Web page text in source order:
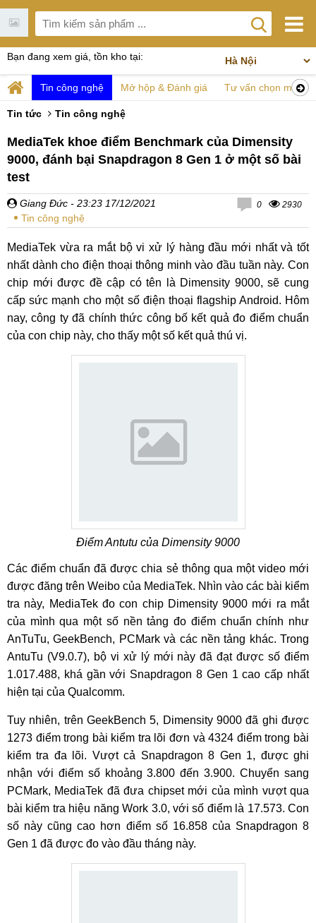
Bạn đang xem giá, tồn kho tại:
Tin công nghệ Mở hộp & Đánh giá Tư vấn chọn mua
Tin tức Tin công nghệ
MediaTek khoe điểm Benchmark của Dimensity
9000, đánh bại Snapdragon 8 Gen 1 ở một số bài
test
Giang Đức - 23:23 17/12/2021
Tin công nghệ
0 2930
MediaTek vừa ra mắt bộ vi xử lý hàng đầu mới nhất và tốt
nhất dành cho điện thoại thông minh vào đầu tuần này. Con
chip mới được đề cập có tên là Dimensity 9000, sẽ cung
cấp sức mạnh cho một số điện thoại flagship Android. Hôm
nay, công ty đã chính thức công bố kết quả đo điểm chuẩn
của con chip này, cho thấy một số kết quả thú vị.
Điểm Antutu của Dimensity 9000
Các điểm chuẩn đã được chia sẻ thông qua một video mới
được đăng trên Weibo của MediaTek. Nhìn vào các bài kiểm
tra này, MediaTek đo con chip Dimensity 9000 mới ra mắt
của mình qua một số nền tảng đo điểm chuẩn chính như
AnTuTu, GeekBench, PCMark và các nền tảng khác. Trong
AntuTu (V9.0.7), bộ vi xử lý mới này đã đạt được số điểm
1.017.488, khá gần với Snapdragon 8 Gen 1 cao cấp nhất
hiện tại của Qualcomm.
Tuy nhiên, trên GeekBench 5, Dimensity 9000 đã ghi được
1273 điểm trong bài kiểm tra lõi đơn và 4324 điểm trong bài
kiểm tra đa lõi. Vượt cả Snapdragon 8 Gen 1, được ghi
nhận với điểm số khoảng 3.800 đến 3.900. Chuyển sang
PCMark, MediaTek đã đưa chipset mới của mình vượt qua
bài kiểm tra hiệu năng Work 3.0, với số điểm là 17.573. Con
số này cũng cao hơn điểm số 16.858 của Snapdragon 8
Gen 1 đã được đo vào đầu tháng này.